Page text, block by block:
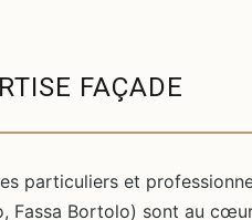
FAÇADE
particuliers et
Fassa Bortolo) sont au